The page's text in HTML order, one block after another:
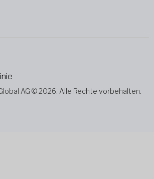
AG © 2026. Alle Rechte vorbehalten.